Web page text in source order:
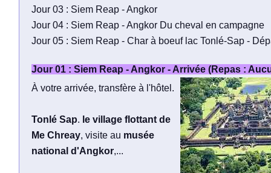
Jour 03 : Siem Reap - Angkor
Jour 04 : Siem Reap - Angkor Du cheval en campagne
Jour 05 : Siem Reap - Char à boeuf lac Tonlé-Sap -
Jour 01 : Siem Reap - Angkor - Arrivée (Repas :
À votre arrivée, transfère à l'hôtel.
Tonlé Sap. le village flottant de
Me Chreay, visite au musée
national d'Angkor,...